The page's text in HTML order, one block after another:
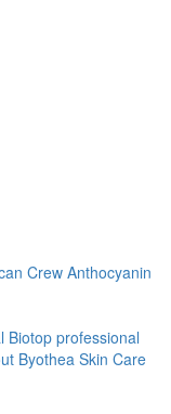
CrewAnthocyanin
Biotop professional
Byothea Skin Care